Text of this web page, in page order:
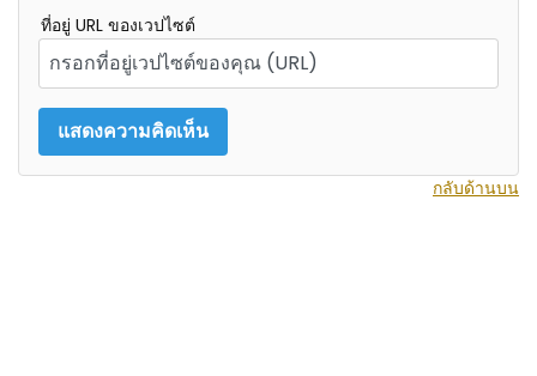
ที่อยู่ URL ของเวปไซต์
กลับด้านบน